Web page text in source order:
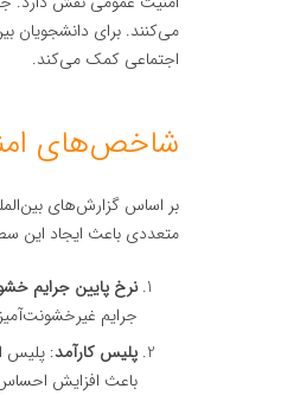
می‌کنند. برای دانشجویان
اجتماعی کمک می‌کند.
شاخص‌های
بر اساس گزارش‌های
متعددی باعث ایجاد این
نرخ پایین جرایم
جرایم
پلیس کارآمد: پلیس
باعث افزایش